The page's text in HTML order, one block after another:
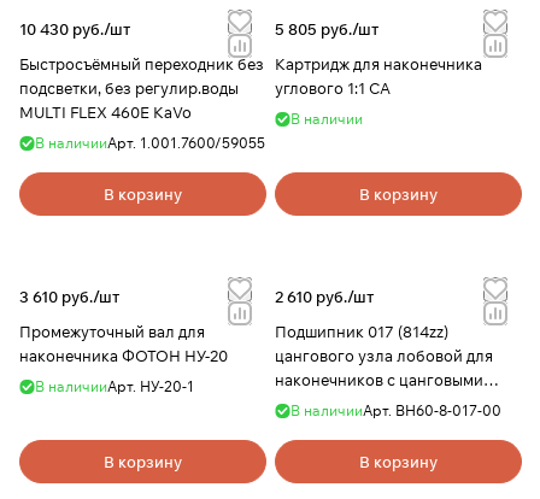
10 430 руб./шт
Быстросъёмный переходник без
подсветки, без регулир.воды
MULTI FLEX 460E KaVo
В наличииАрт. 1.001.7600/59055
В корзину
5 805 руб./шт
Картридж для наконечника
углового 1:1 CA
В наличии
В корзину
3 610 руб./шт
Промежуточный вал для
наконечника ФОТОН НУ-20
В наличииАрт. НУ-20-1
В корзину
2 610 руб./шт
Подшипник 017 (814zz)
цангового узла лобовой для
наконечников с цанговыми
узлами BHS1, BHS60, BHK, NSK,
Ø 6,3 мм, H 4,7
В наличииАрт. ВН60-8-017-00
В корзину